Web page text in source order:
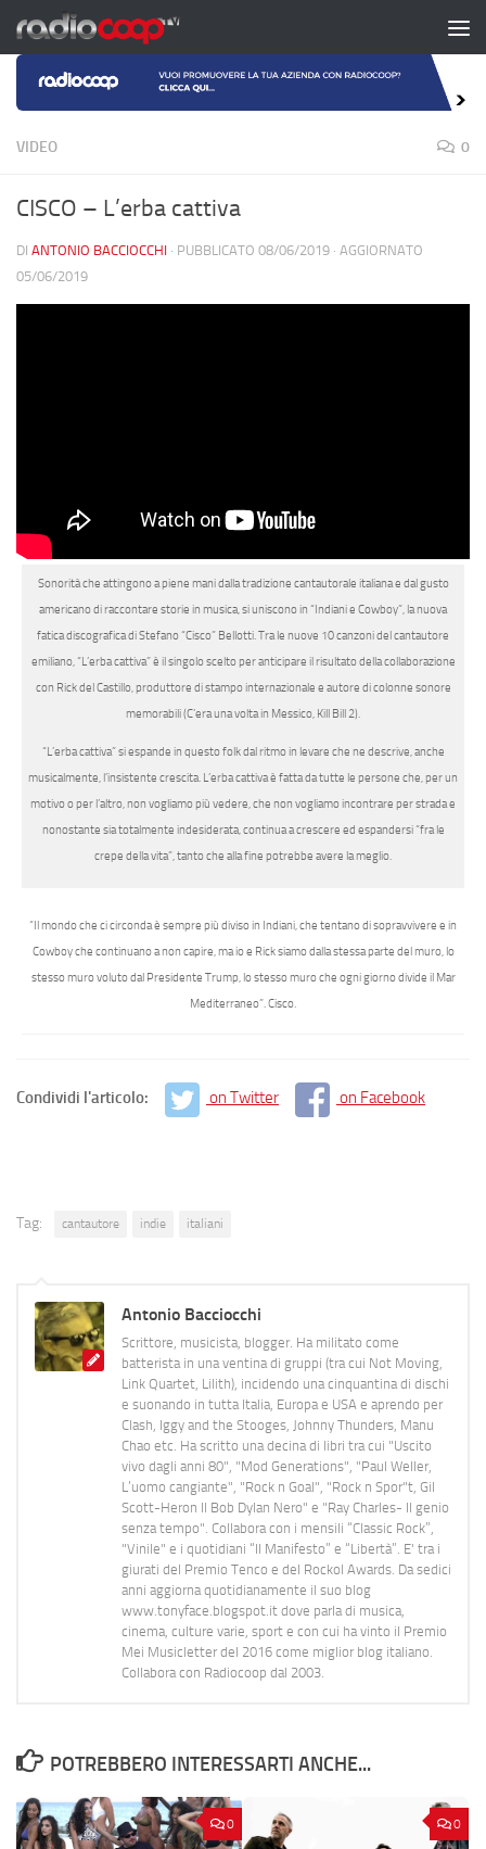
Salta al contenuto
VIDEO 0
CISCO – L’erba cattiva
DI ANTONIO BACCIOCCHI · PUBBLICATO 08/06/2019 · AGGIORNATO
05/06/2019
Sonorità che attingono a piene mani dalla tradizione cantautorale italiana e dal gusto
americano di raccontare storie in musica, si uniscono in “Indiani e Cowboy”, la nuova
fatica discografica di Stefano “Cisco” Bellotti . Tra le nuove 10 canzoni del cantautore
emiliano, “L’erba cattiva”è il singolo scelto peranticipare ilrisultato della collaborazione
con Rick del Castillo, produttore di stampo internazionale e autore di colonne sonore
memorabili (C’era una volta in Messico, Kill Bill 2).
“L’erba cattiva” si espande in questofolk dal ritmo in levare che ne descrive, anche
musicalmente, l’insistente crescita. L’erba cattiva è fatta da tutte le persone che, per un
motivo o per l’altro, non vogliamo più vedere, che non vogliamo incontrare per strada e
nonostante sia totalmente indesiderata, continua a crescere ed espandersi “fra le
crepe della vita”, tanto che alla fine potrebbe avere la meglio.
“Il mondo che ci circonda è sempre più diviso in Indiani, che tentano di sopravvivere e in
Cowboy che continuano a non capire, ma io e Rick siamo dalla stessa parte del muro, lo
stesso muro voluto dal Presidente Trump, lo stesso muro che ogni giorno divide il Mar
Mediterraneo”.Cisco.
Condividi l'articolo: on Twitter on Facebook
Tag: cantautore indie italiani
Antonio Bacciocchi
Scrittore, musicista, blogger. Ha militato come
batterista in una ventina di gruppi (tra cui Not Moving,
Link Quartet, Lilith), incidendo una cinquantina di dischi
e suonando in tutta Italia, Europa e USA e aprendo per
Clash, Iggy and the Stooges, Johnny Thunders, Manu
Chao etc. Ha scritto una decina di libri tra cui "Uscito
vivo dagli anni 80", "Mod Generations", "Paul Weller,
L’uomo cangiante", "Rock n Goal", "Rock n Spor"t, Gil
Scott-Heron Il Bob Dylan Nero" e "Ray Charles- Il genio
senza tempo". Collabora con i mensili “Classic Rock”,
"Vinile" e i quotidiani “Il Manifesto” e “Libertà”. E' tra i
giurati del Premio Tenco e del Rockol Awards. Da sedici
anni aggiorna quotidianamente il suo blog
www.tonyface.blogspot.it dove parla di musica,
cinema, culture varie, sport e con cui ha vinto il Premio
Mei Musicletter del 2016 come miglior blog italiano.
Collabora con Radiocoop dal 2003.
POTREBBERO INTERESSARTI ANCHE...
0 0